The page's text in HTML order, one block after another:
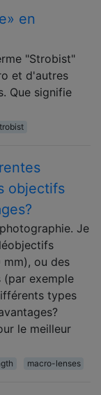
en
"Strobist"
et d'autres
Que signifie
objectifs
Je
ou des
exemple
types
le meilleur
macro-lenses